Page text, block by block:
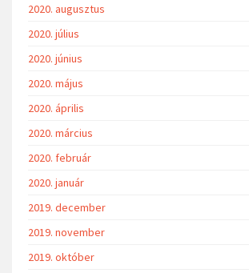
2020. augusztus
2020. július
2020. június
2020. május
2020. április
2020. március
2020. február
2020. január
2019. december
2019. november
2019. október